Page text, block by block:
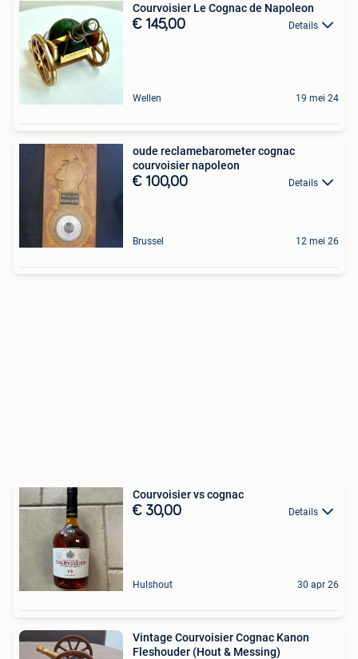
Courvoisier Le Cognac de Napoleon
€ 145,00 Details
Wellen 19 mei 24
oude reclamebarometer cognac
courvoisier napoleon
€ 100,00 Details
Brussel 12 mei 26
Courvoisier vs cognac
€ 30,00 Details
Hulshout 30 apr 26
Vintage Courvoisier Cognac Kanon
Fleshouder (Hout & Messing)